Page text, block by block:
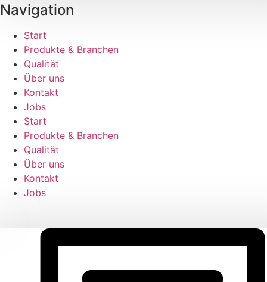
Navigation
Start
Produkte & Branchen
Qualität
Über uns
Kontakt
Jobs
Start
Produkte & Branchen
Qualität
Über uns
Kontakt
Jobs